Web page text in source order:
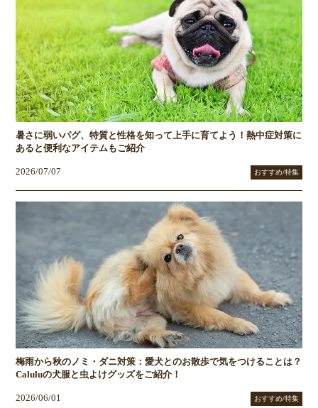
暑さに弱いパグ、特質と性格を知って上手に育てよう！熱中症対策に
あると便利なアイテムもご紹介
2026/07/07 おすすめ/特集
梅雨から秋のノミ・ダニ対策：愛犬とのお散歩で気をつけることは？
Caluluの犬服と虫よけグッズをご紹介！
2026/06/01 おすすめ/特集